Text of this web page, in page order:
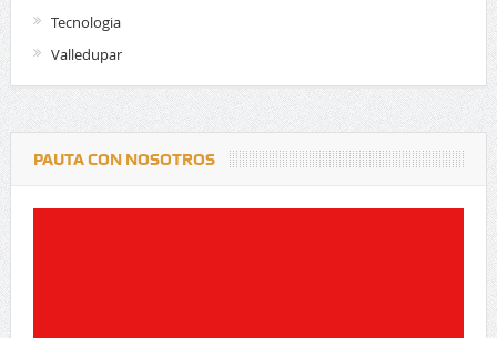
Tecnologia
Valledupar
PAUTA CON NOSOTROS